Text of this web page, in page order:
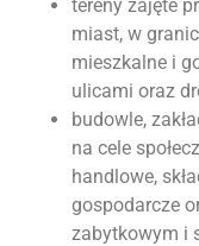
tereny zajęte
miast, w
mieszkalne i
ulicami oraz
budowle,
na cele
handlowe,
gospodarcze
zabytkowym i